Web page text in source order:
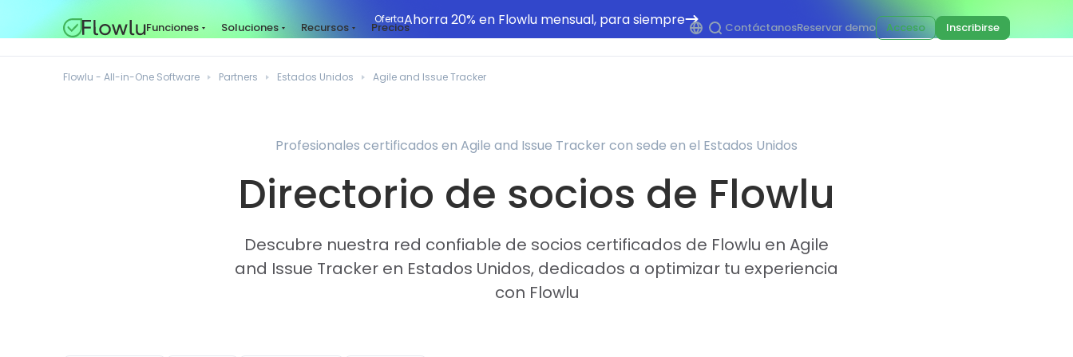
OfertaAhorra 20% en Flowlu mensual, para siempre
Funciones Soluciones Recursos Precios ContáctanosReservar demo Acceso Inscribirse
Flowlu - All-in-One Software Partners Estados Unidos Agile and Issue Tracker
Profesionales certificados en Agile and Issue Tracker con sede en el Estados Unidos
Directorio de socios de Flowlu
Descubre nuestra red confiable de socios certificados de Flowlu en Agile
and Issue Tracker en Estados Unidos, dedicados a optimizar tu experiencia
con Flowlu